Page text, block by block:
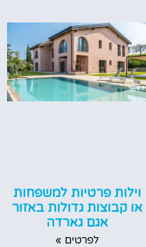
וילות פרטיות למשפחות
או קבוצות גדולות באזור
אגם גארדה
לפרטים »